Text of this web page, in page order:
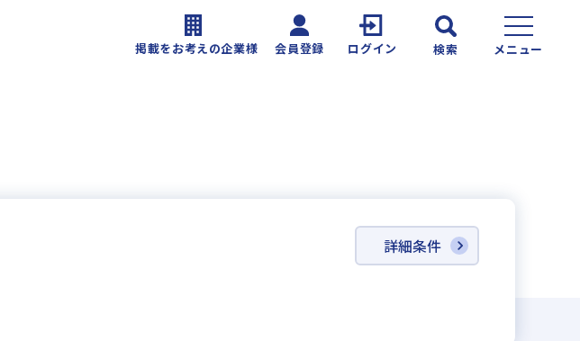
掲載をお考えの企業様 会員登録 ログイン 検索 メニュー
詳細条件